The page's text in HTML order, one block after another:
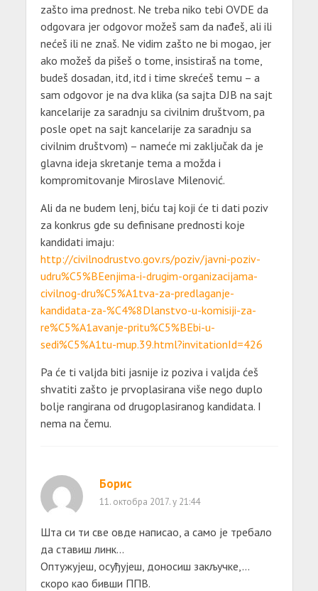
zašto ima prednost. Ne treba niko tebi OVDE da
odgovara jer odgovor možeš sam da nađeš, ali ili
nećeš ili ne znaš. Ne vidim zašto ne bi mogao, jer
ako možeš da pišeš o tome, insistiraš na tome,
budeš dosadan, itd, itd i time skrećeš temu – a
sam odgovor je na dva klika (sa sajta DJB na sajt
kancelarije za saradnju sa civilnim društvom, pa
posle opet na sajt kancelarije za saradnju sa
civilnim društvom) – nameće mi zaključak da je
glavna ideja skretanje tema a možda i
kompromitovanje Miroslave Milenović.
Ali da ne budem lenj, biću taj koji će ti dati poziv
za konkrus gde su definisane prednosti koje
kandidati imaju:
http://civilnodrustvo.gov.rs/poziv/javni-poziv-
udru%C5%BEenjima-i-drugim-organizacijama-
civilnog-dru%C5%A1tva-za-predlaganje-
kandidata-za-%C4%8Dlanstvo-u-komisiji-za-
re%C5%A1avanje-pritu%C5%BEbi-u-
sedi%C5%A1tu-mup.39.html?invitationId=426
Pa će ti valjda biti jasnije iz poziva i valjda ćeš
shvatiti zašto je prvoplasirana više nego duplo
bolje rangirana od drugoplasiranog kandidata. I
nema na čemu.
Борис
11. октобра 2017. у 21:44
Шта си ти све овде написао, а само је требало
да ставиш линк…
Оптужујеш, осуђујеш, доносиш закључке,…
скоро као бивши ППВ.